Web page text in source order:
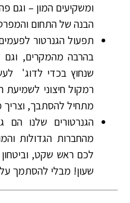
ומשקיעים המון – וגם
הבנה של התחום
תפעול הגנרטור
בהרבה מהמקרים,
שנחוץ בכדי לדוג'
רמקול חיצוני
מתחיל להסתבך,
הגנרטורים שלנו הם
מהחברות הגדולות
לכם ראש שקט,
שעון! מבלי להסתמך על